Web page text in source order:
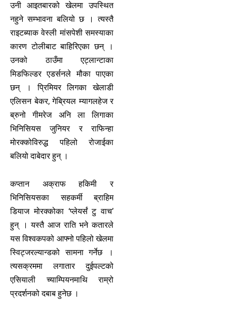
उनी आइतबारको खेलमा उपस्थित
नहुने सम्भावना बलियो छ । त्यस्तै
राइटब्याक वेस्ली मांसपेशी समस्याका
कारण टोलीबाट बाहिरिएका छन् ।
उनको ठाउँमा एट्लान्टाका
मिडफिल्डर एडर्सनले मौका पाएका
छन् । प्रिमियर लिगका खेलाडी
एलिसन बेकर, गेब्रियल म्यागलहेज र
ब्रुनो गीमरेज अनि ला लिगाका
भिनिसियस जुनियर र राफिन्हा
मोरक्कोविरुद्ध पहिलो रोजाईका
बलियो दाबेदार हुन् ।
कप्तान अक्राफ हकिमी र
भिनिसियसका सहकर्मी ब्राहिम
डियाज मोरक्कोका ‘प्लेयर्सं टु वाच’
हुन् । यस्तै आज राति भने कतारले
यस विश्वकपको आफ्नो पहिलो खेलमा
स्विट्जरल्यान्डको सामना गर्नेछ ।
त्यसक्रममा लगातार दुईपल्टको
एसियाली च्याम्पियनमाथि राम्रो
प्रदर्शनको दबाब हुनेछ ।